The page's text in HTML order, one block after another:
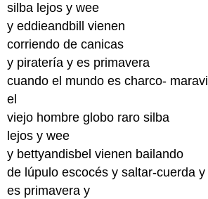
silba lejos y wee
y eddieandbill vienen
corriendo de canicas
y piratería y es primavera
cuando el mundo es charco-
el
viejo hombre globo raro silba
lejos y wee
y bettyandisbel vienen bailando
de lúpulo escocés y saltar-cuerda y
es primavera y